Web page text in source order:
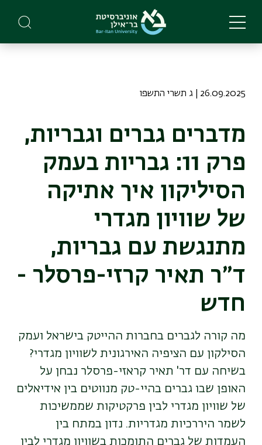
main
26.09.2025 | ג תשרי התשפו
מדברים גברים וגבריות,
פרק 11: גבריות בעמק
הסיליקון איך אתיקה
של שוויון מגדרי
מתנגשת עם גבריות,
ד״ר תאיר קרזי-פרסלר -
חדש
מה קורה לגברים בחברות ההייטק בישראל ועמק
הסילקון עם הציפיה האירגונית לשוויון מגדרי?
בשיחה עם דר' תאיר קראזי-פרסלר נבחן על
האופן שבו גברים בהיי-טק מנווטים בין אידיאלים
של שוויון מגדרי לבין פרקטיקות שממשיכות
לשמר היררכיות מגדריות. נדון במתח בין
העמדות של גברים התומכות בשוויון מגדרי לבין